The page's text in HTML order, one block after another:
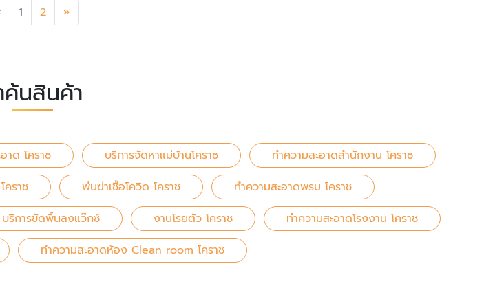
Previous
1 2 »
ค้นสินค้า
าด โคราช บริการจัดหาแม่บ้านโคราช
ทำความสะอาดสำนักงาน โคราช
คราช พ่นฆ่าเชื้อโควิด โคราช
ทำความสะอาดพรม โคราช
บริการขัดพื้นลงแว๊กซ์ งานโรยตัว โคราช
ทำความสะอาดโรงงาน โคราช
ทำความสะอาดห้อง Clean room โคราช